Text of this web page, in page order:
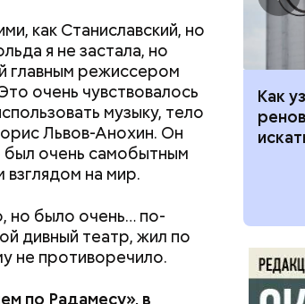
как Станиславский, но
я не застала, но
главным режиссером
очень чувствовалось
музыку, тело
Львов-Анохин. Он
был очень самобытным
взглядом на мир.
но было очень… по-
дивный театр, жил по
не противоречило.
по Радамесу», в
получить до 100 тысяч
от государства при
ситуации: кто может
и какие нужны
Как